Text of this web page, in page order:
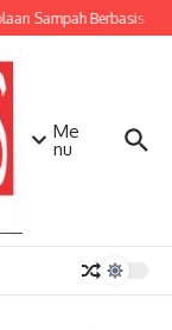
Sampah Berbasis
Me
nu